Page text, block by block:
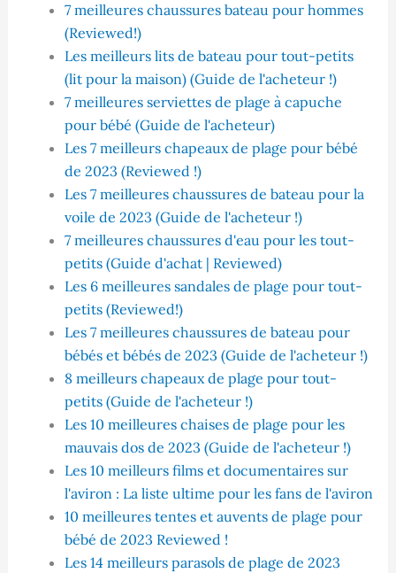
7 meilleures chaussures bateau pour hommes
(Reviewed!)
Les meilleurs lits de bateau pour tout-petits
(lit pour la maison) (Guide de l'acheteur !)
7 meilleures serviettes de plage à capuche
pour bébé (Guide de l'acheteur)
Les 7 meilleurs chapeaux de plage pour bébé
de 2023 (Reviewed !)
Les 7 meilleures chaussures de bateau pour la
voile de 2023 (Guide de l'acheteur !)
7 meilleures chaussures d'eau pour les tout-
petits (Guide d'achat | Reviewed)
Les 6 meilleures sandales de plage pour tout-
petits (Reviewed!)
Les 7 meilleures chaussures de bateau pour
bébés et bébés de 2023 (Guide de l'acheteur !)
8 meilleurs chapeaux de plage pour tout-
petits (Guide de l'acheteur !)
Les 10 meilleures chaises de plage pour les
mauvais dos de 2023 (Guide de l'acheteur !)
Les 10 meilleurs films et documentaires sur
l'aviron : La liste ultime pour les fans de l'aviron
10 meilleures tentes et auvents de plage pour
bébé de 2023 Reviewed !
Les 14 meilleurs parasols de plage de 2023